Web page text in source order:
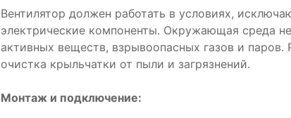
Вентилятор должен работать в условиях,
электрические компоненты. Окружающая среда
активных веществ, взрывоопасных газов и паров.
очистка крыльчатки от пыли и загрязнений.
Монтаж и подключение: